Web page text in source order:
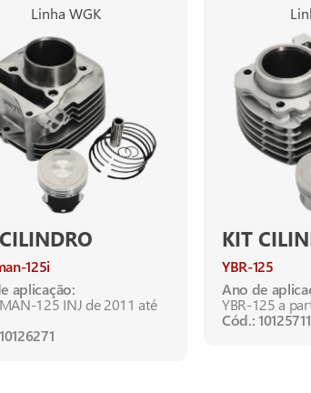
Linha WGK
125i
aplicação:
125 INJ de 2011 até
KIT
YBR-125
Ano de
YBR-125 a
Cód.: 10125711